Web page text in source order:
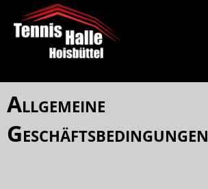
Allgemeine
Geschäftsbedingungen